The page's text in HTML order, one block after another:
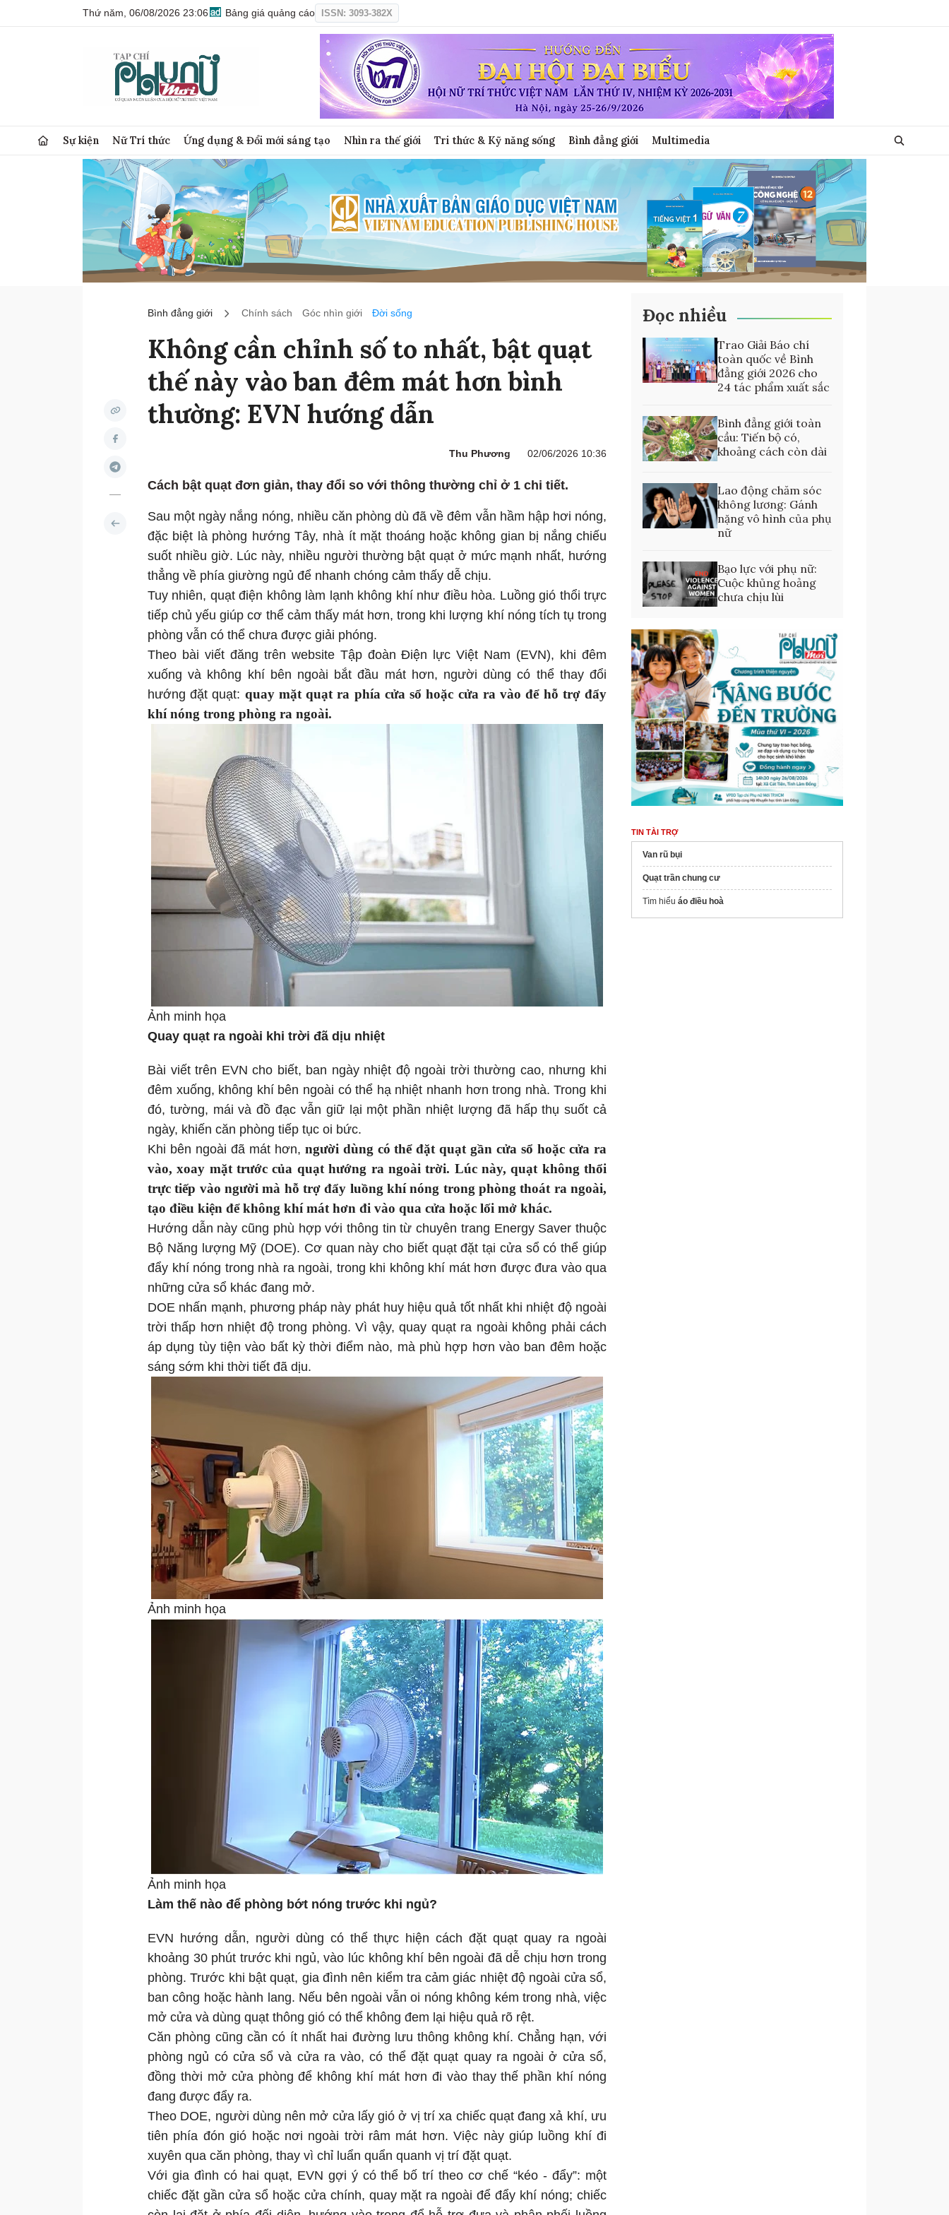
Thứ năm, 06/08/2026 23:06 Bảng giá quảng cáo ISSN: 3093-382X
Sự kiện Nữ Trí thức Ứng dụng & Đổi mới sáng tạo Nhìn ra thế giới Tri thức & Kỹ năng sống Bình đẳng giới Multimedia
Bình đẳng giới Chính sách Góc nhìn giới Đời sống
Không cần chỉnh số to nhất, bật quạt
thế này vào ban đêm mát hơn bình
thường: EVN hướng dẫn
Thu Phương 02/06/2026 10:36
Cách bật quạt đơn giản, thay đổi so với thông thường chỉ ở 1 chi tiết.
Sau một ngày nắng nóng, nhiều căn phòng dù đã về đêm vẫn hầm hập hơi nóng,
đặc biệt là phòng hướng Tây, nhà ít mặt thoáng hoặc không gian bị nắng chiếu
suốt nhiều giờ. Lúc này, nhiều người thường bật quạt ở mức mạnh nhất, hướng
thẳng về phía giường ngủ để nhanh chóng cảm thấy dễ chịu.
Tuy nhiên, quạt điện không làm lạnh không khí như điều hòa. Luồng gió thổi trực
tiếp chủ yếu giúp cơ thể cảm thấy mát hơn, trong khi lượng khí nóng tích tụ trong
phòng vẫn có thể chưa được giải phóng.
Theo bài viết đăng trên website Tập đoàn Điện lực Việt Nam (EVN), khi đêm
xuống và không khí bên ngoài bắt đầu mát hơn, người dùng có thể thay đổi
hướng đặt quạt: quay mặt quạt ra phía cửa sổ hoặc cửa ra vào để hỗ trợ đẩy
khí nóng trong phòng ra ngoài.
Ảnh minh họa
Quay quạt ra ngoài khi trời đã dịu nhiệt
Bài viết trên EVN cho biết, ban ngày nhiệt độ ngoài trời thường cao, nhưng khi
đêm xuống, không khí bên ngoài có thể hạ nhiệt nhanh hơn trong nhà. Trong khi
đó, tường, mái và đồ đạc vẫn giữ lại một phần nhiệt lượng đã hấp thụ suốt cả
ngày, khiến căn phòng tiếp tục oi bức.
Khi bên ngoài đã mát hơn, người dùng có thể đặt quạt gần cửa sổ hoặc cửa ra
vào, xoay mặt trước của quạt hướng ra ngoài trời. Lúc này, quạt không thổi
trực tiếp vào người mà hỗ trợ đẩy luồng khí nóng trong phòng thoát ra ngoài,
tạo điều kiện để không khí mát hơn đi vào qua cửa hoặc lối mở khác.
Hướng dẫn này cũng phù hợp với thông tin từ chuyên trang Energy Saver thuộc
Bộ Năng lượng Mỹ (DOE). Cơ quan này cho biết quạt đặt tại cửa sổ có thể giúp
đẩy khí nóng trong nhà ra ngoài, trong khi không khí mát hơn được đưa vào qua
những cửa sổ khác đang mở.
DOE nhấn mạnh, phương pháp này phát huy hiệu quả tốt nhất khi nhiệt độ ngoài
trời thấp hơn nhiệt độ trong phòng. Vì vậy, quay quạt ra ngoài không phải cách
áp dụng tùy tiện vào bất kỳ thời điểm nào, mà phù hợp hơn vào ban đêm hoặc
sáng sớm khi thời tiết đã dịu.
Ảnh minh họa
Ảnh minh họa
Làm thế nào để phòng bớt nóng trước khi ngủ?
EVN hướng dẫn, người dùng có thể thực hiện cách đặt quạt quay ra ngoài
khoảng 30 phút trước khi ngủ, vào lúc không khí bên ngoài đã dễ chịu hơn trong
phòng. Trước khi bật quạt, gia đình nên kiểm tra cảm giác nhiệt độ ngoài cửa sổ,
ban công hoặc hành lang. Nếu bên ngoài vẫn oi nóng không kém trong nhà, việc
mở cửa và dùng quạt thông gió có thể không đem lại hiệu quả rõ rệt.
Căn phòng cũng cần có ít nhất hai đường lưu thông không khí. Chẳng hạn, với
phòng ngủ có cửa sổ và cửa ra vào, có thể đặt quạt quay ra ngoài ở cửa sổ,
đồng thời mở cửa phòng để không khí mát hơn đi vào thay thế phần khí nóng
đang được đẩy ra.
Theo DOE, người dùng nên mở cửa lấy gió ở vị trí xa chiếc quạt đang xả khí, ưu
tiên phía đón gió hoặc nơi ngoài trời râm mát hơn. Việc này giúp luồng khí đi
xuyên qua căn phòng, thay vì chỉ luẩn quẩn quanh vị trí đặt quạt.
Với gia đình có hai quạt, EVN gợi ý có thể bố trí theo cơ chế “kéo - đẩy”: một
chiếc đặt gần cửa sổ hoặc cửa chính, quay mặt ra ngoài để đẩy khí nóng; chiếc
Đọc nhiều
Trao Giải Báo chí
toàn quốc về Bình
đẳng giới 2026 cho
24 tác phẩm xuất sắc
Bình đẳng giới toàn
cầu: Tiến bộ có,
khoảng cách còn dài
Lao động chăm sóc
không lương: Gánh
nặng vô hình của phụ
nữ
Bạo lực với phụ nữ:
Cuộc khủng hoảng
chưa chịu lùi
TIN TÀI TRỢ
Van rũ bụi
Quạt trần chung cư​
Tìm hiểu áo điều hoà